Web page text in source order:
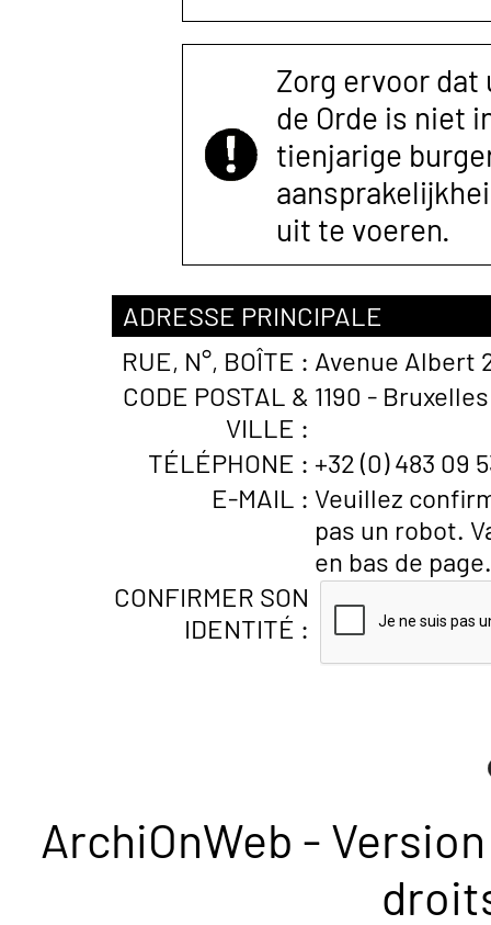
Zorg ervoor
de Orde is niet
tienjarige
uit te voeren.
ADRESSE PRINCIPALE
RUE, N°, BOÎTE : Avenue Albert
CODE POSTAL &
VILLE :
1190 -
TÉLÉPHONE : +32 (0) 483 09
E-MAIL : Veuillez
pas un robot.
en bas de page.
CONFIRMER SON
IDENTITÉ :
ArchiOnWeb -